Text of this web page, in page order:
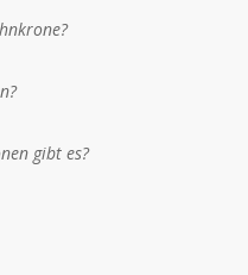
gibt es?